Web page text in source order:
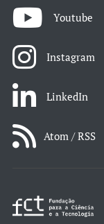
Youtube
Instagram
LinkedIn
Atom / RSS